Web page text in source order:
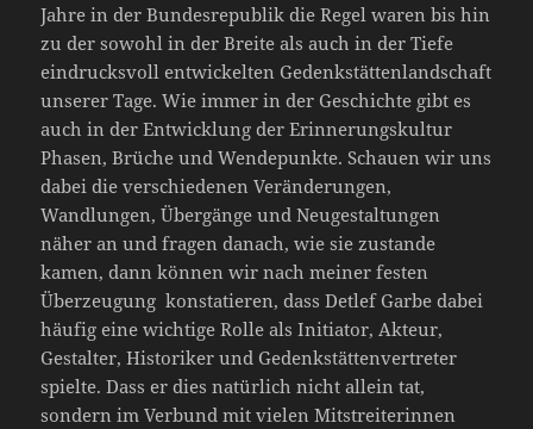
Jahre in der Bundesrepublik die Regel waren bis hin
zu der sowohl in der Breite als auch in der Tiefe
eindrucksvoll entwickelten Gedenkstättenlandschaft
unserer Tage. Wie immer in der Geschichte gibt es
auch in der Entwicklung der Erinnerungskultur
Phasen, Brüche und Wendepunkte. Schauen wir uns
dabei die verschiedenen Veränderungen,
Wandlungen, Übergänge und Neugestaltungen
näher an und fragen danach, wie sie zustande
kamen, dann können wir nach meiner festen
Überzeugung konstatieren, dass Detlef Garbe dabei
häufig eine wichtige Rolle als Initiator, Akteur,
Gestalter, Historiker und Gedenkstättenvertreter
spielte. Dass er dies natürlich nicht allein tat,
sondern im Verbund mit vielen Mitstreiterinnen